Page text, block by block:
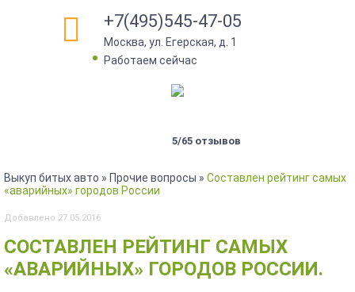
+7(495)545-47-05
Москва, ул. Егерская, д. 1
• Работаем сейчас
5/65 отзывов
Выкуп битых авто » Прочие вопросы » Cоставлен рейтинг самых
«аварийных» городов России
Добавлено 27.05.2016
СОСТАВЛЕН РЕЙТИНГ САМЫХ
«АВАРИЙНЫХ» ГОРОДОВ РОССИИ.